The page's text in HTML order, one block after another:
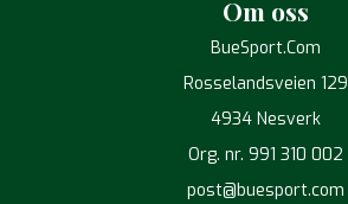
Om oss
BueSport.Com
Rosselandsveien 129
4934 Nesverk
Org. nr. 991 310 002
post@buesport.com